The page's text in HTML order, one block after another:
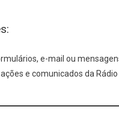
e-mail ou
e comunicados da Rádio